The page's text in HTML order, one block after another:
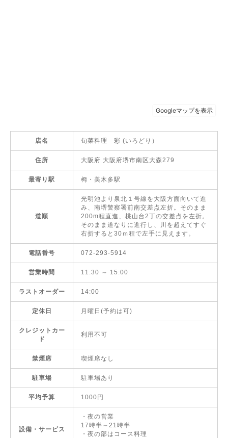
店名 旬菜料理 彩 (いろどり）
住所 大阪府 大阪府堺市南区大森279
最寄り駅 栂・美木多駅
道順
光明池より泉北１号線を大阪方面向いて進
み、南堺警察署前南交差点左折。そのまま
200m程直進、桃山台2丁の交差点を左折。
そのまま道なりに進行し、川を超えてすぐ
右折すると30ｍ程で左手に見えます。
電話番号 072-293-5914
営業時間 11:30 ～ 15:00
ラストオーダー 14:00
定休日 月曜日(予約は可)
クレジットカー
ド
利用不可
禁煙席 喫煙席なし
駐車場 駐車場あり
平均予算 1000円
設備・サービス
・夜の営業
17時半～21時半
・夜の部はコース料理